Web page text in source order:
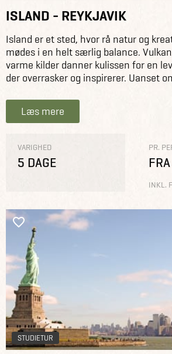
ISLAND - REYKJAVIK
Island er et sted, hvor rå natur og
mødes i en helt særlig balance.
varme kilder danner kulissen for en
der overrasker og inspirerer. Uanset
Læs mere
VARIGHED
5 DAGE
PR.
INKL.
STUDIETUR